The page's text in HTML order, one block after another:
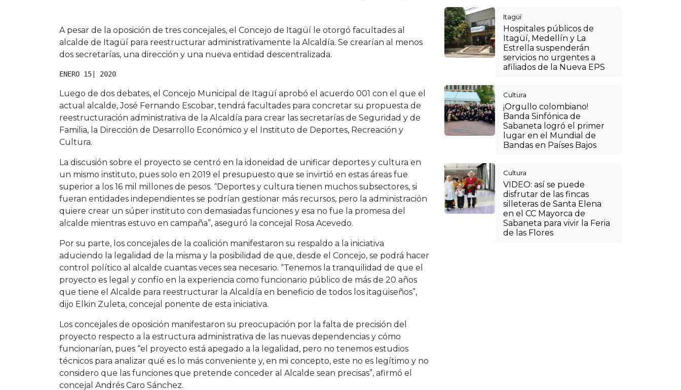
A pesar de la oposición de tres concejales, el Concejo de Itagüí le otorgó facultades al
alcalde de Itagüí para reestructurar administrativamente la Alcaldía. Se crearían al menos
dos secretarías, una dirección y una nueva entidad descentralizada.
ENERO 15| 2020
Luego de dos debates, el Concejo Municipal de Itagüí aprobó el acuerdo 001 con el que el
actual alcalde, José Fernando Escobar, tendrá facultades para concretar su propuesta de
reestructuración administrativa de la Alcaldía para crear las secretarías de Seguridad y de
Familia, la Dirección de Desarrollo Económico y el Instituto de Deportes, Recreación y
Cultura.
La discusión sobre el proyecto se centró en la idoneidad de unificar deportes y cultura en
un mismo instituto, pues solo en 2019 el presupuesto que se invirtió en estas áreas fue
superior a los 16 mil millones de pesos. “Deportes y cultura tienen muchos subsectores, si
fueran entidades independientes se podrían gestionar más recursos, pero la administración
quiere crear un súper instituto con demasiadas funciones y esa no fue la promesa del
alcalde mientras estuvo en campaña”, aseguró la concejal Rosa Acevedo.
Por su parte, los concejales de la coalición manifestaron su respaldo a la iniciativa
aduciendo la legalidad de la misma y la posibilidad de que, desde el Concejo, se podrá hacer
control político al alcalde cuantas veces sea necesario. “Tenemos la tranquilidad de que el
proyecto es legal y confío en la experiencia como funcionario público de más de 20 años
que tiene el Alcalde para reestructurar la Alcaldía en beneficio de todos los itagüiseños”,
dijo Elkin Zuleta, concejal ponente de esta iniciativa.
Los concejales de oposición manifestaron su preocupación por la falta de precisión del
proyecto respecto a la estructura administrativa de las nuevas dependencias y cómo
funcionarían, pues “el proyecto está apegado a la legalidad, pero no tenemos estudios
técnicos para analizar qué es lo más conveniente y, en mi concepto, este no es legítimo y no
considero que las funciones que pretende conceder al Alcalde sean precisas”, afirmó el
concejal Andrés Caro Sánchez.
Itagüí
Hospitales públicos de
Itagüí, Medellín y La
Estrella suspenderán
servicios no urgentes a
afiliados de la Nueva EPS
Cultura
¡Orgullo colombiano!
Banda Sinfónica de
Sabaneta logró el primer
lugar en el Mundial de
Bandas en Países Bajos
Cultura
VIDEO: así se puede
disfrutar de las fincas
silleteras de Santa Elena
en el CC Mayorca de
Sabaneta para vivir la Feria
de las Flores